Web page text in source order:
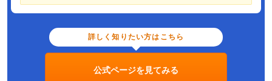
詳しく知りたい方はこちら
公式ページを見てみる